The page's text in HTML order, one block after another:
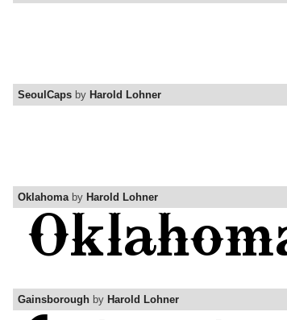
SeoulCaps by Harold Lohner
Oklahomaby Harold Lohner
Gainsborough by Harold Lohner